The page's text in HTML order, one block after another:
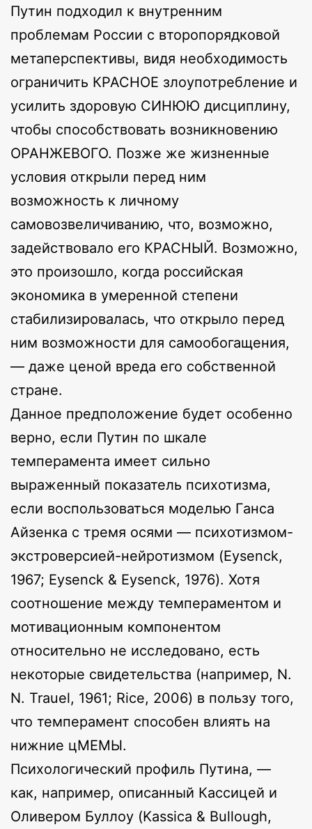
Путин подходил к внутренним
проблемам России с второпорядковой
метаперспективы, видя необходимость
ограничить КРАСНОЕ злоупотребление и
усилить здоровую СИНЮЮ дисциплину,
чтобы способствовать возникновению
ОРАНЖЕВОГО. Позже же жизненные
условия открыли перед ним
возможность к личному
самовозвеличиванию, что, возможно,
задействовало его КРАСНЫЙ. Возможно,
это произошло, когда российская
экономика в умеренной степени
стабилизировалась, что открыло перед
ним возможности для самообогащения,
— даже ценой вреда его собственной
стране.
Данное предположение будет особенно
верно, если Путин по шкале
темперамента имеет сильно
выраженный показатель психотизма,
если воспользоваться моделью Ганса
Айзенка с тремя осями — психотизмом-
экстроверсией-нейротизмом (Eysenck,
1967; Eysenck & Eysenck, 1976). Хотя
соотношение между темпераментом и
мотивационным компонентом
относительно не исследовано, есть
некоторые свидетельства (например, N.
N. Trauel, 1961; Rice, 2006) в пользу того,
что темперамент способен влиять на
нижние цМЕМЫ.
Психологический профиль Путина, —
как, например, описанный Кассицей и
Оливером Буллоу (Kassica & Bullough,